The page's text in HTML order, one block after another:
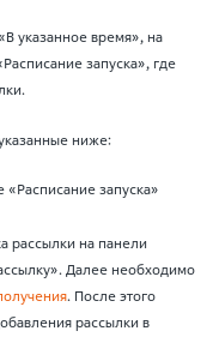
указанное время», на
запуска», где
ниже:
запуска»
рассылки на панели
Далее необходимо
. После этого
рассылки в